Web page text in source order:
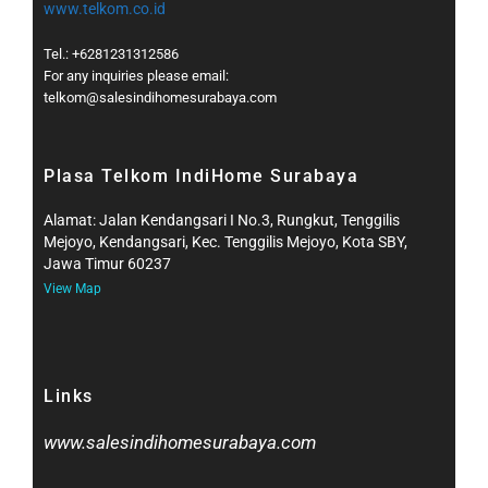
www.telkom.co.id
Tel.: +6281231312586
For any inquiries please email:
telkom@salesindihomesurabaya.com​
Plasa Telkom IndiHome Surabaya
Alamat: Jalan Kendangsari I No.3, Rungkut, Tenggilis
Mejoyo, Kendangsari, Kec. Tenggilis Mejoyo, Kota SBY,
Jawa Timur 60237
View Map
Links
www.salesindihomesurabaya.com​